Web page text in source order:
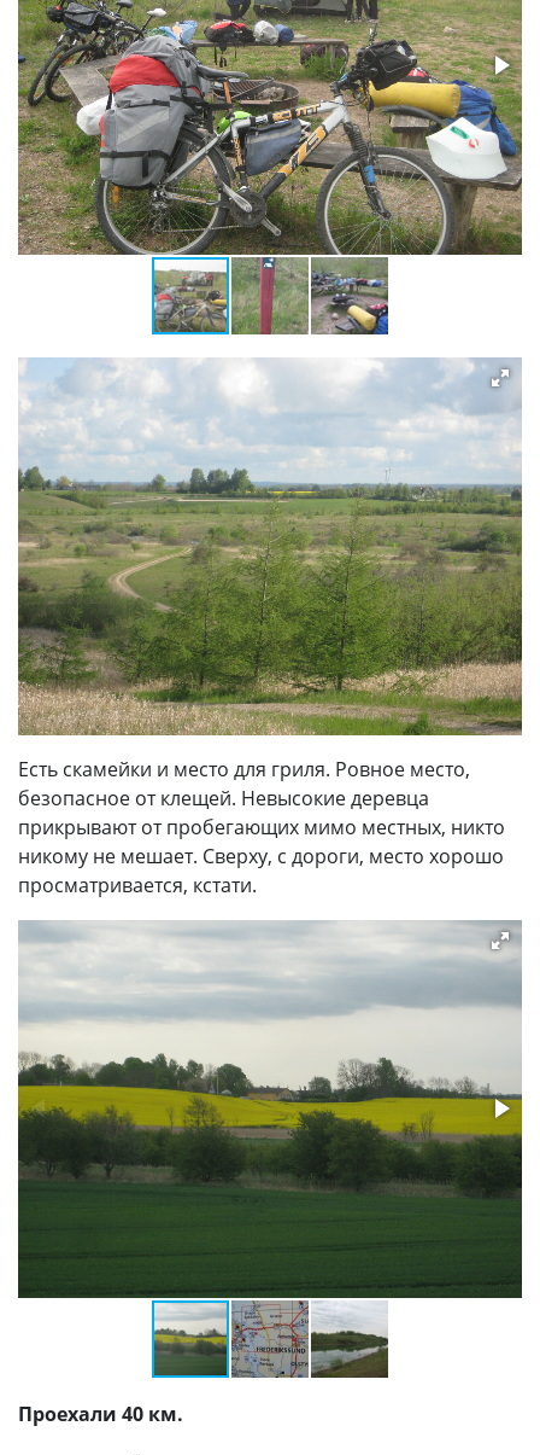
Есть скамейки и место для гриля. Ровное место,
безопасное от клещей. Невысокие деревца
прикрывают от пробегающих мимо местных, никто
никому не мешает. Сверху, с дороги, место хорошо
просматривается, кстати.
Проехали 40 км.